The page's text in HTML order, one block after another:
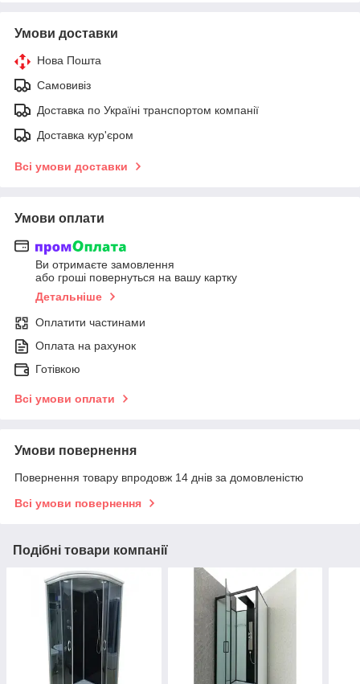
Умови доставки
Нова Пошта
Самовивіз
Доставка по Україні транспортом компанії
Доставка кур'єром
Всі умови доставки
Умови оплати
Ви отримаєте замовлення
або гроші повернуться на вашу картку
Детальніше
Оплатити частинами
Оплата на рахунок
Готівкою
Всі умови оплати
Умови повернення
Повернення товару впродовж 14 днів за домовленістю
Всі умови повернення
Подібні товари компанії